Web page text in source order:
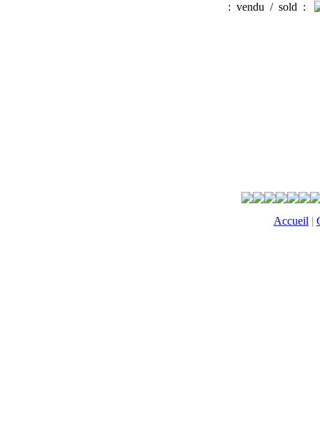
: vendu / sold :
Accueil |